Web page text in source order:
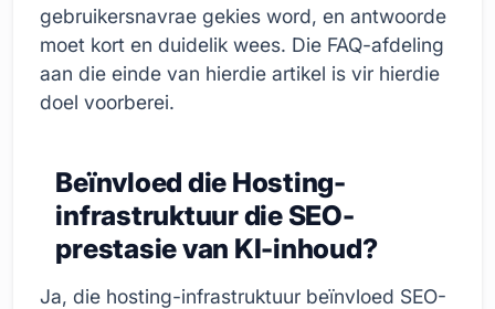
gebruikersnavrae gekies word, en antwoorde
moet kort en duidelik wees. Die FAQ-afdeling
aan die einde van hierdie artikel is vir hierdie
doel voorberei.
Beïnvloed die Hosting-
infrastruktuur die SEO-
prestasie van KI-inhoud?
Ja, die hosting-infrastruktuur beïnvloed SEO-